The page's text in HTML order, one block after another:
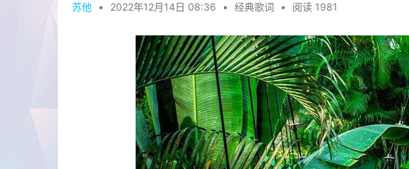
苏他 • 2022年12月14日 08:36 • 经典歌词 • 阅读 1981